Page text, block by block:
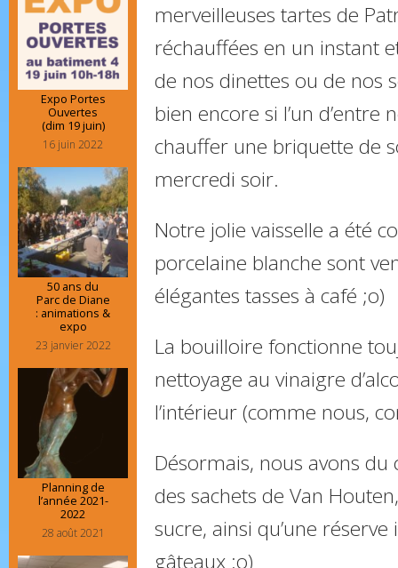
merveilleuses tartes de
réchauffées en un instant
de nos dinettes ou de nos
bien encore si l’un d’entre
chauffer une briquette de
mercredi soir.
Notre jolie vaisselle a été
porcelaine blanche sont
élégantes tasses à café ;o)
La bouilloire fonctionne
nettoyage au vinaigre
l’intérieur (comme nous,
Désormais, nous avons du
des sachets de Van
sucre, ainsi qu’une
gâteaux :o)
Expo Portes
Ouvertes
(dim 19 juin)
16 juin 2022
50 ans du
Parc de Diane
: animations &
expo
23 janvier 2022
Planning de
l’année 2021-
2022
28 août 2021